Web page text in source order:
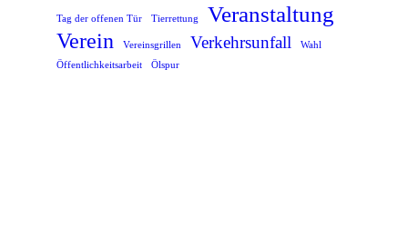
Tag der offenen Tür Tierrettung Veranstaltung
Verein Vereinsgrillen Verkehrsunfall
Wahl
Öffentlichkeitsarbeit
Ölspur